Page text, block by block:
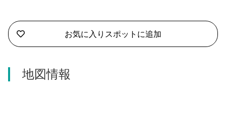
伊東市
松崎町
お気に入りスポットに追加
地図情報